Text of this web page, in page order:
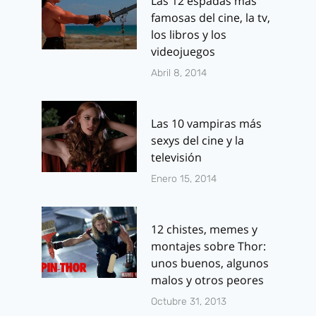
famosas del cine, la tv,
los libros y los
videojuegos
Abril 8, 2014
Las 10 vampiras más
sexys del cine y la
televisión
Enero 15, 2014
12 chistes, memes y
montajes sobre Thor:
unos buenos, algunos
malos y otros peores
Octubre 31, 2013